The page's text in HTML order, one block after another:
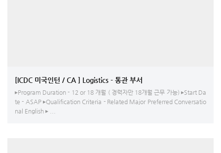
[ICDC 미국인턴 / CA ] Logistics - 통관 부서
▸Program Duration - 12 or 18 개월 ( 경력자만 18개월 근무 가능) ▸Start Da
te - ASAP ▸Qualification Criteria - Related Major Preferred Conversatio
nal English ▸ ...